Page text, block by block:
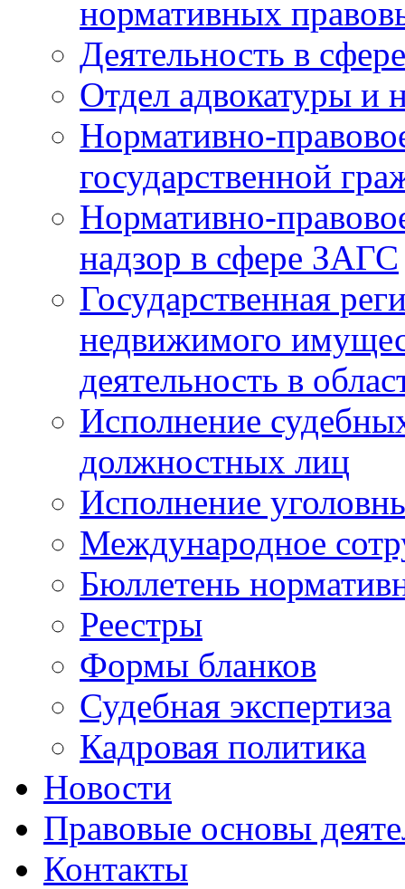
нормативных
Деятельность в
Отдел адвокатуры и
Нормативно-
государственной
Нормативно-
надзор в сфере ЗАГС
Государственная
недвижимого
деятельность в
Исполнение
должностных лиц
Исполнение
Международное
Бюллетень
Реестры
Формы бланков
Судебная экспертиза
Кадровая политика
Новости
Правовые основы
Контакты